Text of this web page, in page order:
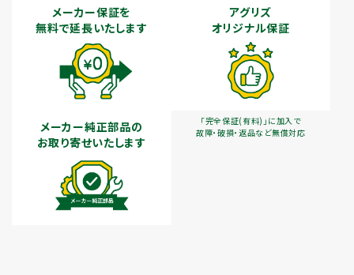
メーカー保証を
無料で延長いたします
アグリズ
オリジナル保証
「完全保証(有料)」に加入で
故障・破損・返品など無償対応
メーカー純正部品の
お取り寄せいたします